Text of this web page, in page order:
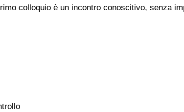
colloquio è un incontro conoscitivo, senza